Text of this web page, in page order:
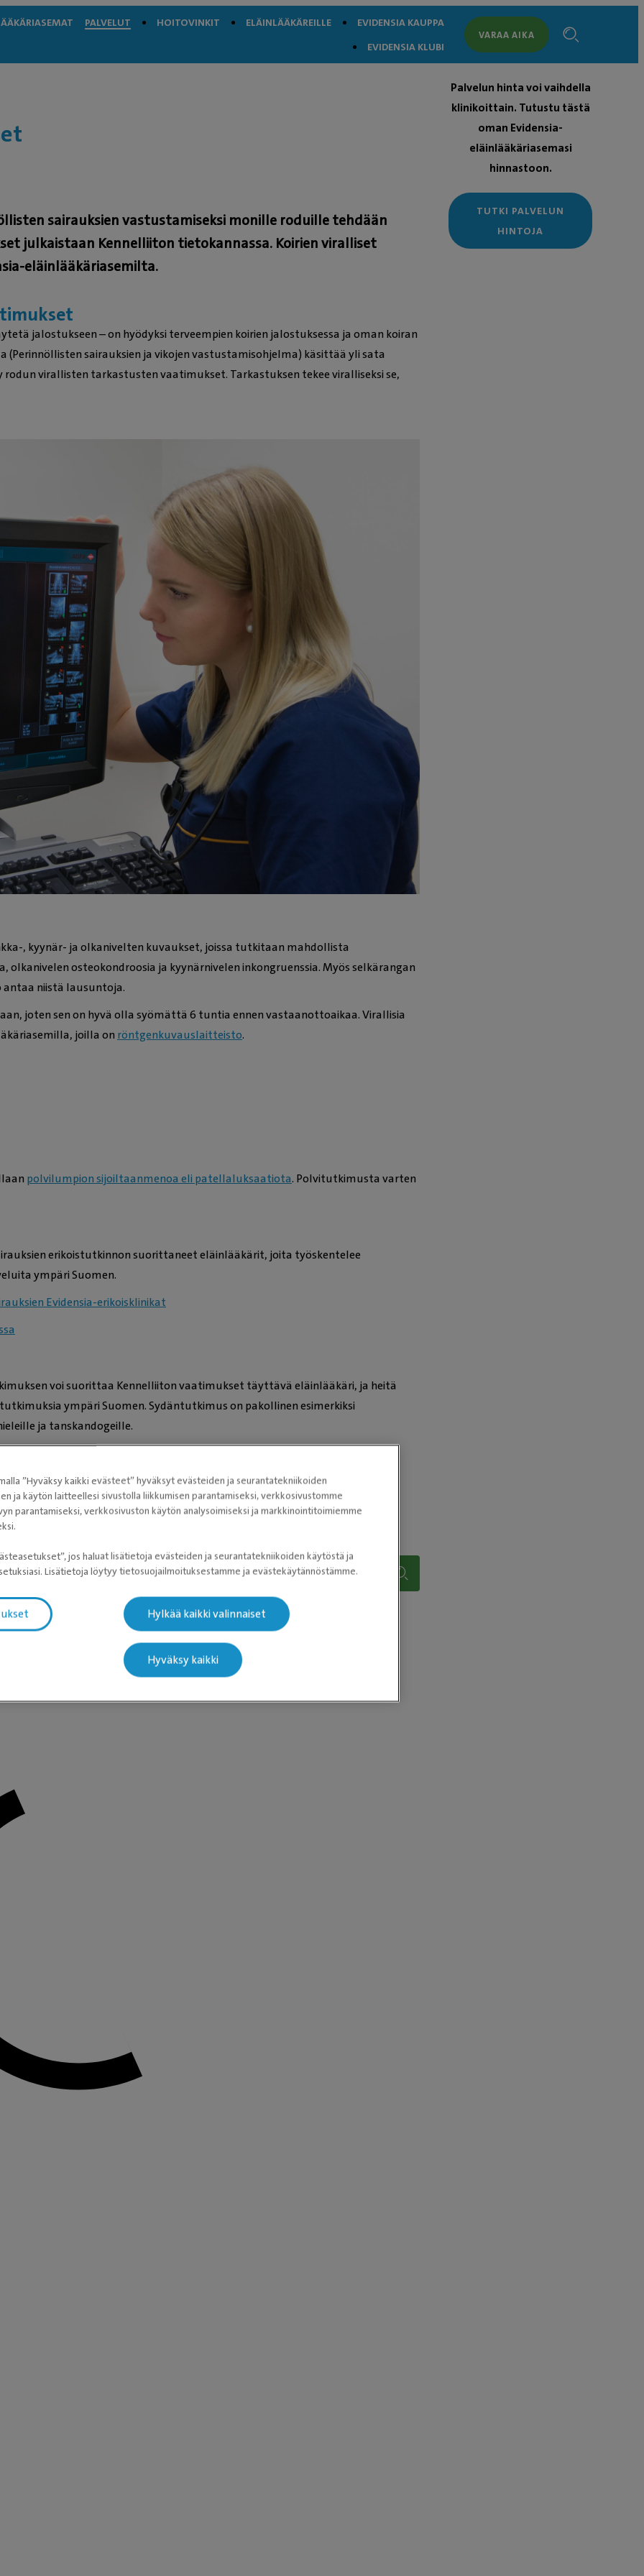
PALVELUT HOITOVINKIT ELÄINLÄÄKÄREILLE
EVIDENSIA KAUPPA
EVIDENSIA KLUBI
VARAA AIKA
sairauksien vastustamiseksi monille roduille tehdään
julkaistaan Kennelliiton tietokannassa. Koirien viralliset
eläinlääkäriasemilta.
jalostukseen – on hyödyksi terveempien koirien jalostuksessa ja oman koiran
(Perinnöllisten sairauksien ja vikojen vastustamisohjelma) käsittää yli sata
virallisten tarkastusten vaatimukset. Tarkastuksen tekee viralliseksi se,
, kyynär- ja olkanivelten kuvaukset, joissa tutkitaan mahdollista
osteokondroosia ja kyynärnivelen inkongruenssia. Myös selkärangan
niistä lausuntoja.
joten sen on hyvä olla syömättä 6 tuntia ennen vastaanottoaikaa. Virallisia
joilla on röntgenkuvauslaitteisto.
polvilumpion sijoiltaanmenoa eli patellaluksaatiota. Polvitutkimusta varten
erikoistutkinnon suorittaneet eläinlääkärit, joita työskentelee
ympäri Suomen.
Evidensia-erikoisklinikat
voi suorittaa Kennelliiton vaatimukset täyttävä eläinlääkäri, ja heitä
ympäri Suomen. Sydäntutkimus on pakollinen esimerkiksi
ja tanskandogeille.
Evidensia-erikoisklinikat
eläinlääkäriasemaltasi!
eläinlääkäriasemat
eläinlääkäriasemien tiedot latautuvat
Palvelun hinta voi vaihdella
klinikoittain. Tutustu tästä
oman Evidensia-
eläinlääkäriasemasi
hinnastoon.
TUTKI PALVELUN
HINTOJA
”Hyväksy kaikki evästeet” hyväksyt evästeiden ja seurantatekniikoiden
ja käytön laitteellesi sivustolla liikkumisen parantamiseksi, verkkosivustomme
parantamiseksi, verkkosivuston käytön analysoimiseksi ja markkinointitoimiemme
jos haluat lisätietoja evästeiden ja seurantatekniikoiden käytöstä ja
Lisätietoja löytyy tietosuojailmoituksestamme ja evästekäytännöstämme.
Hylkää kaikki valinnaiset
Hyväksy kaikki